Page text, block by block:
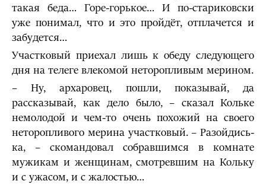
такая беда… Горе-горькое… И по-стариковски
уже понимал, что и это пройдёт, отплачется и
забудется…
Участковый приехал лишь к обеду следующего
дня на телеге влекомой неторопливым мерином.
– Ну, архаровец, пошли, показывай, да
рассказывай, как дело было, – сказал Кольке
немолодой и чем-то очень похожий на своего
неторопливого мерина участковый. – Разойдись-
ка, – скомандовал собравшимся в комнате
мужикам и женщинам, смотревшим на Кольку
и с ужасом, и с жалостью…